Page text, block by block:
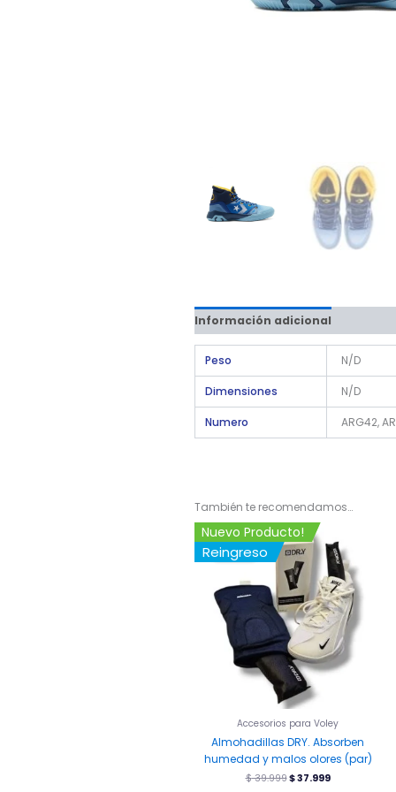
Información adicional
Peso N/D
Dimensiones N/D
Numero ARG42,
También te recomendamos…
¡Oferta!
Nuevo Producto!
Reingreso
¡Oferta!
Accesorios para Voley
Almohadillas DRY. Absorben
humedad y malos olores (par)
$39.999
El
precio
original
era:
$ 39.999.
$37.999
precio
actual
es:
$ 37.999.